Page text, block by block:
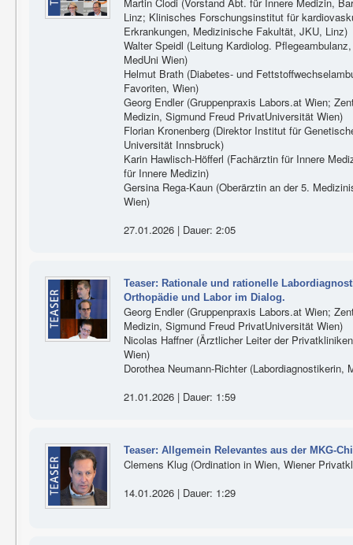
Linz; Klinisches Forschungsinstitut für
Erkrankungen, Medizinische Fakultät, JKU, Linz)
Walter Speidl (Leitung Kardiolog.
MedUni Wien)
Helmut Brath (Diabetes- und
Favoriten, Wien)
Georg Endler (Gruppenpraxis Labors.at Wien;
Medizin, Sigmund Freud PrivatUniversität Wien)
Florian Kronenberg (Direktor Institut für
Universität Innsbruck)
Karin Hawlisch-Höfferl (Fachärztin für Innere
für Innere Medizin)
Gersina Rega-Kaun (Oberärztin an der 5.
Wien)
27.01.2026 | Dauer: 2:05
Teaser: Rationale und rationelle
Orthopädie und Labor im Dialog.
Georg Endler (Gruppenpraxis Labors.at Wien;
Medizin, Sigmund Freud PrivatUniversität Wien)
Nicolas Haffner (Ärztlicher Leiter der
Wien)
Dorothea Neumann-Richter (Labordiagnostikerin,
21.01.2026 | Dauer: 1:59
Teaser: Allgemein Relevantes aus der MKG-
Clemens Klug (Ordination in Wien, Wiener
14.01.2026 | Dauer: 1:29